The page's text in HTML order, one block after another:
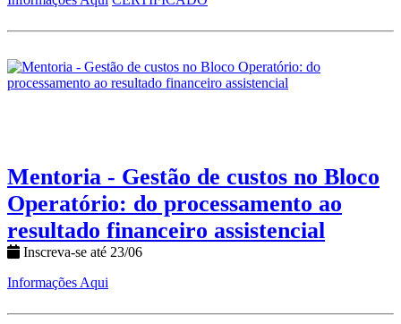
Mentoria - Gestão de custos no Bloco
Operatório: do processamento ao
resultado financeiro assistencial
Inscreva-se até 23/06
Informações Aqui